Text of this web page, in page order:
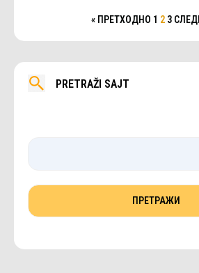
« ПРЕТХОДНО 1 2 3
PRETRAŽI SAJT